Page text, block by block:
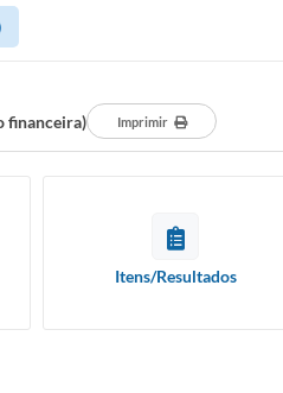
financeira) Imprimir
Itens/Resultados